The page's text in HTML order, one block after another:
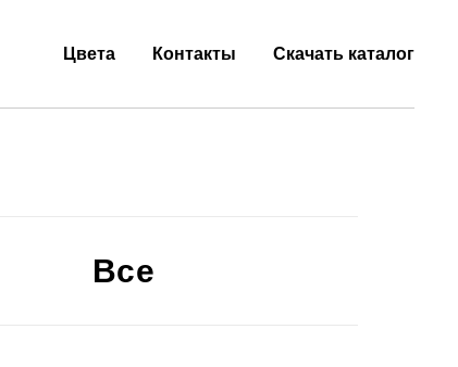
Цвета Контакты Скачать каталог
Все